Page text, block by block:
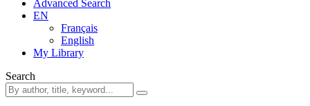
Advanced Search
EN
Français
English
My Library
Search